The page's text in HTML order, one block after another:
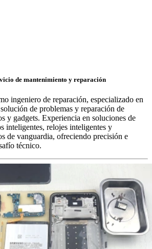
de mantenimiento y reparación
ingeniero de reparación, especializado en
de problemas y reparación de
y gadgets. Experiencia en soluciones de
inteligentes, relojes inteligentes y
de vanguardia, ofreciendo precisión e
técnico.